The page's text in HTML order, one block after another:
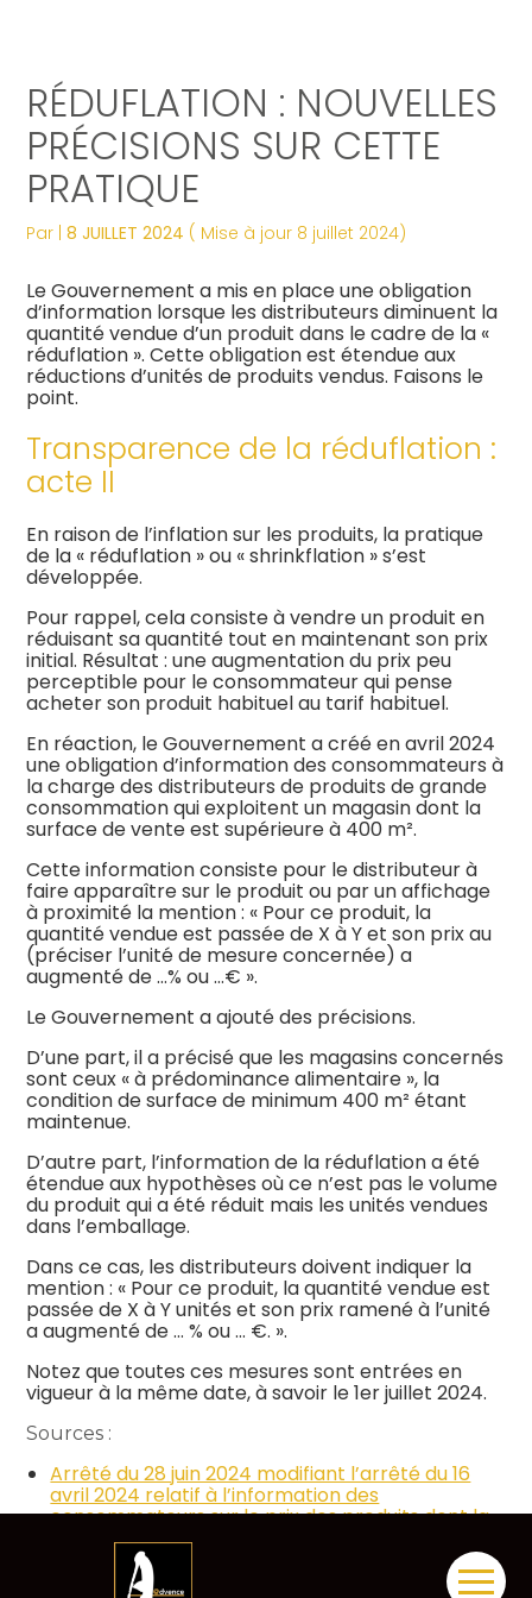
Gérer votre quotidien
Piloter votre entreprise
Développer votre entreprise
Construire votre patrimoine
Digitalisation
Comptabilité
Fiscalité
Social
Juridique
Audit
Veille Juridique
Suivre votre comptabilité
Gérer vos ressources humaines
Dématérialiser vos documents
Confiez votre secrétariat
Juridique
Les dates clés
Nos engagements
Notre équipe engagée
Nos domaines d’expertise
Nos partenaires
Les plus du cabinet
Digitalisation
La vie du cabinet
Nos offres d’emploi
Le processus de recrutement
RÉDUFLATION : NOUVELLES
PRÉCISIONS SUR CETTE
PRATIQUE
Par |8 JUILLET 2024 ( Mise à jour 8 juillet 2024)
Le Gouvernement a mis en place une obligation
d’information lorsque les distributeurs diminuent la
quantité vendue d’un produit dans le cadre de la «
réduflation ». Cette obligation est étendue aux
réductions d’unités de produits vendus. Faisons le
point.
Transparence de la réduflation :
acte II
En raison de l’inflation sur les produits, la pratique
de la « réduflation » ou « shrinkflation » s’est
développée.
Pour rappel, cela consiste à vendre un produit en
réduisant sa quantité tout en maintenant son prix
initial. Résultat : une augmentation du prix peu
perceptible pour le consommateur qui pense
acheter son produit habituel au tarif habituel.
En réaction, le Gouvernement a créé en avril 2024
une obligation d’information des consommateurs à
la charge des distributeurs de produits de grande
consommation qui exploitent un magasin dont la
surface de vente est supérieure à 400 m².
Cette information consiste pour le distributeur à
faire apparaître sur le produit ou par un affichage
à proximité la mention : « Pour ce produit, la
quantité vendue est passée de X à Y et son prix au
(préciser l’unité de mesure concernée) a
augmenté de …% ou …€ ».
Le Gouvernement a ajouté des précisions.
D’une part, il a précisé que les magasins concernés
sont ceux « à prédominance alimentaire », la
condition de surface de minimum 400 m² étant
maintenue.
D’autre part, l’information de la réduflation a été
étendue aux hypothèses où ce n’est pas le volume
du produit qui a été réduit mais les unités vendues
dans l’emballage.
Dans ce cas, les distributeurs doivent indiquer la
mention : « Pour ce produit, la quantité vendue est
passée de X à Y unités et son prix ramené à l’unité
a augmenté de … % ou … €. ».
Notez que toutes ces mesures sont entrées en
vigueur à la même date, à savoir le 1er juillet 2024.
Sources :
Arrêté du 28 juin 2024 modifiant l’arrêté du 16
avril 2024 relatif à l’information des
consommateurs sur le prix des produits dont la
quantité a diminué
Réduflation : nouvelles précisions sur cette